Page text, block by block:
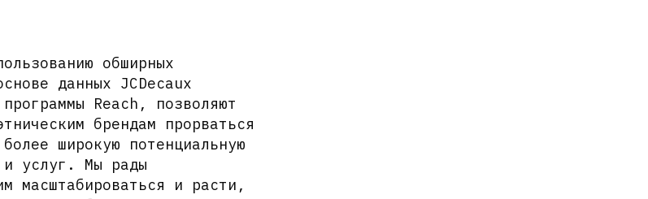
обширных
данных JCDecaux
Reach, позволяют
брендам прорваться
широкую потенциальную
и услуг. Мы рады
масштабироваться и расти,